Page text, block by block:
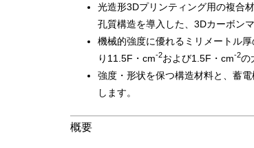
光造形3Dプリンティング用の複合
孔質構造を導入した、3Dカーボン
機械的強度に優れるミリメートル
り11.5F・cm-2および1.5F・cm-2の
強度・形状を保つ構造材料と、蓄
します。
概要